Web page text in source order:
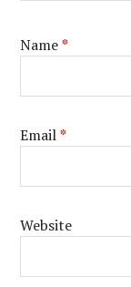
Name*
Email*
Website